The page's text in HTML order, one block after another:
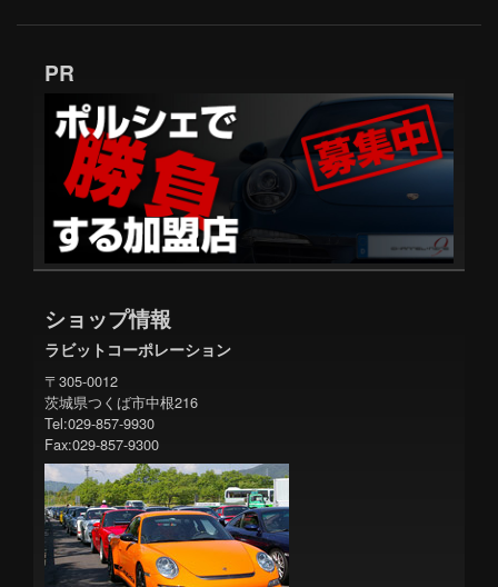
PR
ショップ情報
ラビットコーポレーション
〒305-0012
茨城県つくば市中根216
Tel:029-857-9930
Fax:029-857-9300